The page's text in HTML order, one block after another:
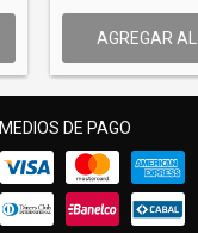
AGREGAR
MEDIOS DE PAGO